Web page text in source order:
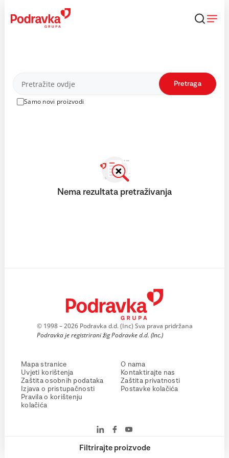
content
Proizvodi
Samo novi proizvodi
Pretraga
Filtrirajte proizvode
Nema rezultata pretraživanja
© 1998 – 2026 Podravka d.d. (Inc) Sva prava pridržana
Podravka je registrirani žig Podravke d.d. (Inc.)
Mapa stranice
Uvjeti korištenja
Zaštita osobnih podataka
Izjava o pristupačnosti
Pravila o korištenju
kolačića
O nama
Kontaktirajte nas
Zaštita privatnosti
Postavke kolačića